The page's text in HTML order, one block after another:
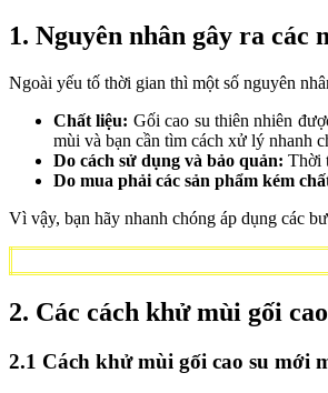
1. Nguyên nhân gây ra các
Ngoài yếu tố thời gian thì một số nguyên
Chất liệu: Gối cao su thiên nhiên
mùi và bạn cần tìm cách xử lý nhanh
Do cách sử dụng và bảo quản: Thời
Do mua phải các sản phẩm kém
Vì vậy, bạn hãy nhanh chóng áp dụng các
2. Các cách khử mùi gối
2.1 Cách khử mùi gối cao su mới